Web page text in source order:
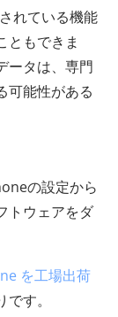
れている機能
ともできま
ータは、専門
可能性がある
の設定から
トウェアをダ
を工場出荷
す。